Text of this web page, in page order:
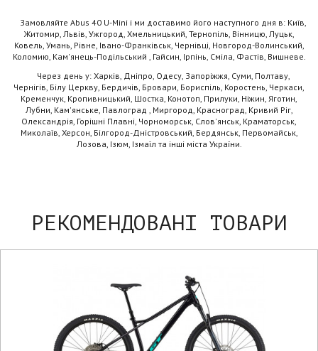
Замовляйте Abus 40 U-Mini і ми доставимо його наступного дня в: Київ,
Житомир, Львів, Ужгород, Хмельницький, Тернопіль, Вінницю, Луцьк,
Ковель, Умань, Рівне, Івано-Франківськ, Чернівці, Новгород-Волинський,
Коломию, Кам'янець-Подільський , Гайсин, Ірпінь, Сміла, Фастів, Вишневе.
Через день у: Харків, Дніпро, Одесу, Запоріжжя, Суми, Полтаву,
Чернігів, Білу Церкву, Бердичів, Бровари, Бориспіль, Коростень, Черкаси,
Кременчук, Кропивницький, Шостка, Конотоп, Прилуки, Ніжин, Яготин,
Лубни, Кам'янське, Павлоград , Миргород, Красноград, Кривий Ріг,
Олександрія, Горішні Плавні, Чорноморськ, Слов'янськ, Краматорськ,
Миколаїв, Херсон, Білгород-Дністровський, Бердянськ, Первомайськ,
Лозова, Ізюм, Ізмаїл та інші міста України.
РЕКОМЕНДОВАНІ ТОВАРИ